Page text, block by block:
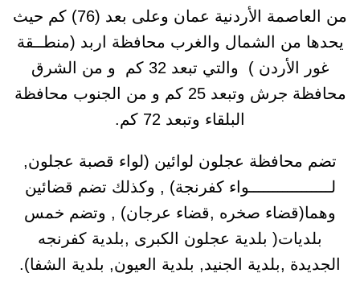
من العاصمة الأردنية عمان وعلى بعد (76) كم حيث
يحدها من الشمال والغرب محافظة اربد (منطــقة
غور الأردن ) والتي تبعد 32 كم و من الشرق
محافظة جرش وتبعد 25 كم و من الجنوب محافظة
البلقاء وتبعد 72 كم.
تضم محافظة عجلون لوائين (لواء قصبة عجلون,
لـــــــــــــــــواء كفرنجة) , وكذلك تضم قضائين
وهما(قضاء صخره ,قضاء عرجان) , وتضم خمس
بلديات( بلدية عجلون الكبرى ,بلدية كفرنجه
الجديدة ,بلدية الجنيد, بلدية العيون, بلدية الشفا).